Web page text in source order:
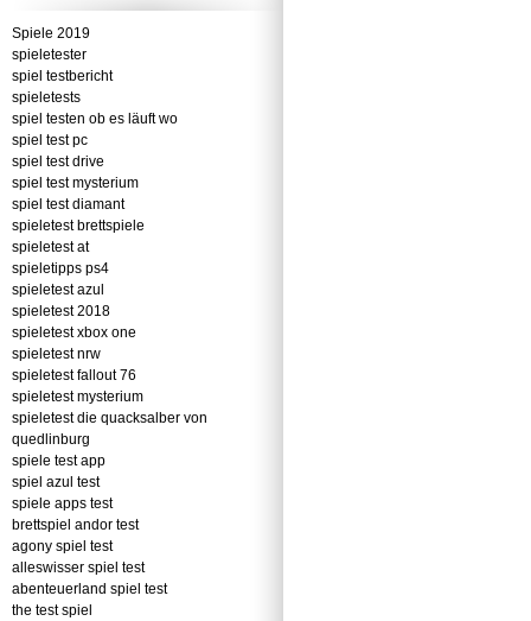
Spiele 2019
spieletester
spiel testbericht
spieletests
spiel testen ob es läuft wo
spiel test pc
spiel test drive
spiel test mysterium
spiel test diamant
spieletest brettspiele
spieletest at
spieletipps ps4
spieletest azul
spieletest 2018
spieletest xbox one
spieletest nrw
spieletest fallout 76
spieletest mysterium
spieletest die quacksalber von
quedlinburg
spiele test app
spiel azul test
spiele apps test
brettspiel andor test
agony spiel test
alleswisser spiel test
abenteuerland spiel test
the test spiel